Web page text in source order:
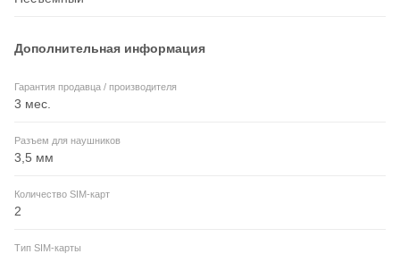
Дополнительная информация
Гарантия продавца / производителя
3 мес.
Разъем для наушников
3,5 мм
Количество SIM-карт
2
Тип SIM-карты